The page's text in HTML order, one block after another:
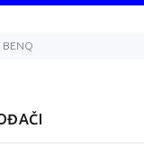
BENQ